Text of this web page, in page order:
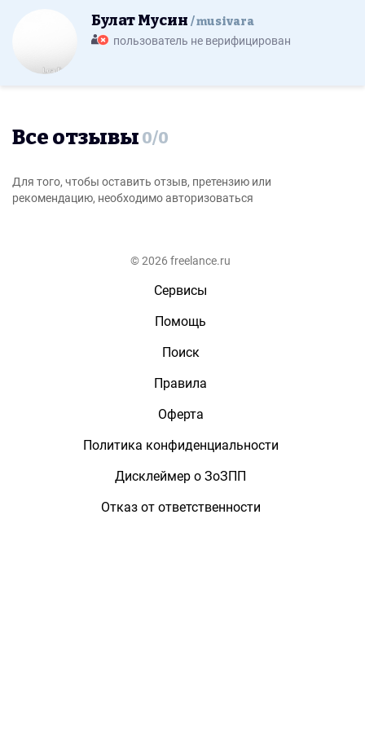
Булат Мусин musivara
пользователь не верифицирован
Все отзывы 0/0
Для того, чтобы оставить отзыв, претензию или
рекомендацию, необходимо авторизоваться
© 2026 freelance.ru
Сервисы
Помощь
Поиск
Правила
Оферта
Политика конфиденциальности
Дисклеймер о ЗоЗПП
Отказ от ответственности